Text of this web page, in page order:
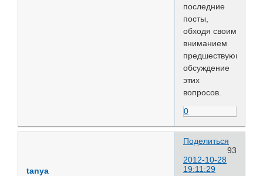
последние
посты,
обходя своим
вниманием
предшествующее
обсуждение
этих
вопросов.
0
Поделиться
93
2012-10-28
19:11:29
tanya